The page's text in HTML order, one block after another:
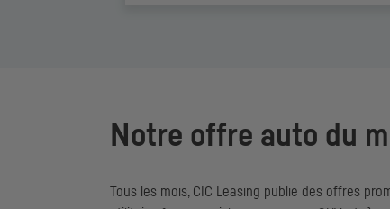
Notre offre auto du
Tous les mois, CIC Leasing publie des offres